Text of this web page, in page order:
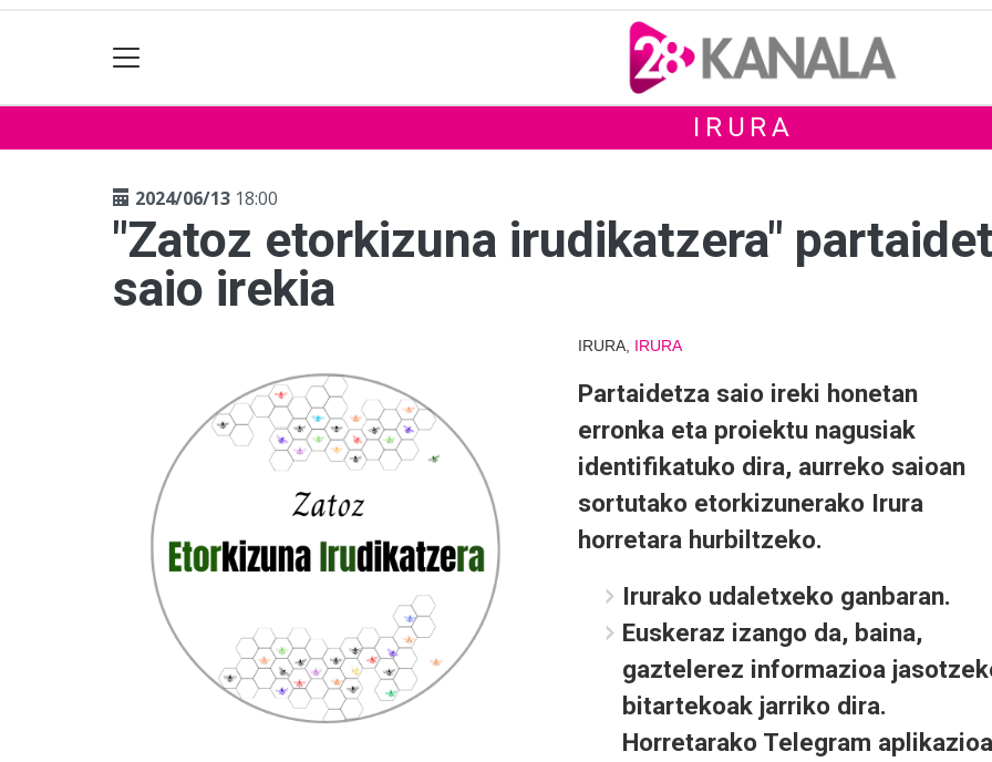
IRURA
2024/06/13 18:00
"Zatoz etorkizuna irudikatzera"
saio irekia
IRURA, IRURA
Partaidetza saio ireki honetan
erronka eta proiektu nagusiak
identifikatuko dira, aurreko saioan
sortutako etorkizunerako Irura
horretara hurbiltzeko.
Irurako udaletxeko ganbaran.
Euskeraz izango da, baina,
gaztelerez informazioa
bitartekoak jarriko dira.
Horretarako Telegram aplikazioa